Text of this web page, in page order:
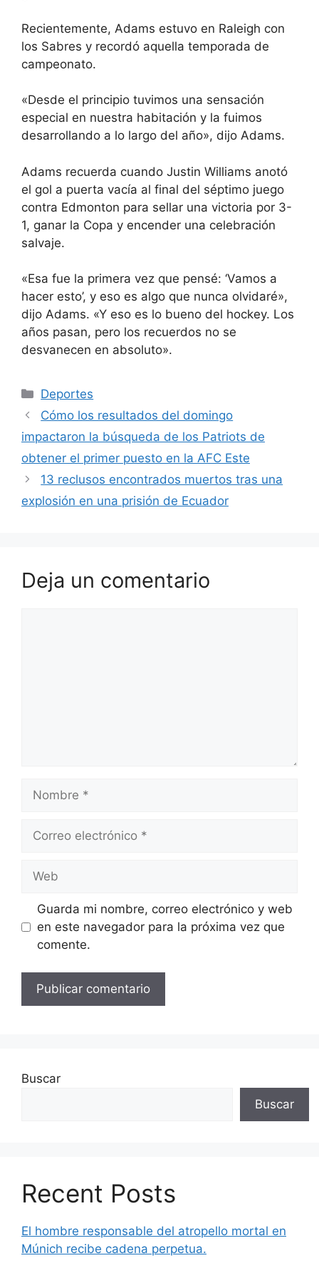
Recientemente, Adams estuvo en Raleigh con
los Sabres y recordó aquella temporada de
campeonato.
«Desde el principio tuvimos una sensación
especial en nuestra habitación y la fuimos
desarrollando a lo largo del año», dijo Adams.
Adams recuerda cuando Justin Williams anotó
el gol a puerta vacía al final del séptimo juego
contra Edmonton para sellar una victoria por 3-
1, ganar la Copa y encender una celebración
salvaje.
«Esa fue la primera vez que pensé: ‘Vamos a
hacer esto’, y eso es algo que nunca olvidaré»,
dijo Adams. «Y eso es lo bueno del hockey. Los
años pasan, pero los recuerdos no se
desvanecen en absoluto».
Categorías
Deportes
Cómo los resultados del domingo
impactaron la búsqueda de los Patriots de
obtener el primer puesto en la AFC Este
13 reclusos encontrados muertos tras una
explosión en una prisión de Ecuador
Deja un comentario
Nombre
Correo
Web
Guarda mi nombre, correo electrónico y web
en este navegador para la próxima vez que
comente.
Buscar
Buscar
Recent Posts
El hombre responsable del atropello mortal en
Múnich recibe cadena perpetua.